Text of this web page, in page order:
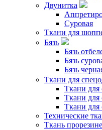
Двунитка
Суровая
Ткани для
Бязь
Бязь
Бязь
Бязь
Ткани для
Ткани для
Ткани для
Ткани для
Технические
Ткань